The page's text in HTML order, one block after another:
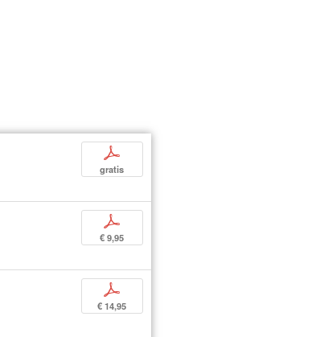
p
gratis
p
€ 9,95
p
€ 14,95